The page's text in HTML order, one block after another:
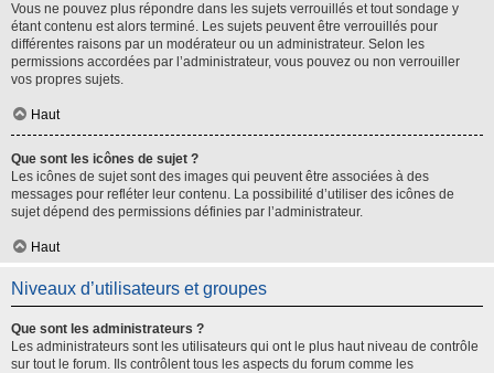
Vous ne pouvez plus répondre dans les sujets verrouillés et tout sondage y
étant contenu est alors terminé. Les sujets peuvent être verrouillés pour
différentes raisons par un modérateur ou un administrateur. Selon les
permissions accordées par l’administrateur, vous pouvez ou non verrouiller
vos propres sujets.
Haut
Que sont les icônes de sujet ?
Les icônes de sujet sont des images qui peuvent être associées à des
messages pour refléter leur contenu. La possibilité d’utiliser des icônes de
sujet dépend des permissions définies par l’administrateur.
Haut
Niveaux d’utilisateurs et groupes
Que sont les administrateurs ?
Les administrateurs sont les utilisateurs qui ont le plus haut niveau de contrôle
sur tout le forum. Ils contrôlent tous les aspects du forum comme les